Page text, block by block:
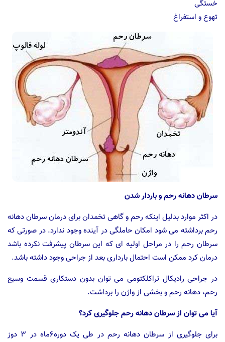
خستگی
تهوع و استفراغ
سرطان دهانه رحم و باردار شدن
در اکثر موارد بدلیل اینکه رحم و گاهی تخمدان برای درمان سرطان دهانه
رحم برداشته می شود امکان حاملگی در آینده وجود ندارد. در صورتی که
سرطان رحم را در مراحل اولیه ای که این سرطان پیشرفت نکرده باشد
درمان کرد ممکن است احتمال بارداری بعد از جراحی وجود داشته باشد.
در جراحی رادیکال تراکلکتومی می توان بدون دستکاری قسمت وسیع
رحم، دهانه رحم و بخشی از واژن را برداشت.
آیا می توان از سرطان دهانه رحم جلوگیری کرد؟
برای جلوگیری از سرطان دهانه رحم در طی یک دوره۶ماه در ۳ دوز